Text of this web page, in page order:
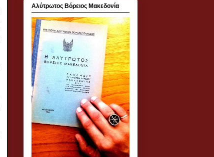
Αλύτρωτος Βόρειος Μακεδονία